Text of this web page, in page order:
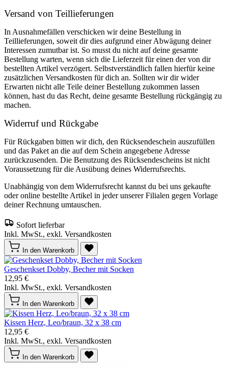
Versand von Teillieferungen
In Ausnahmefällen verschicken wir deine Bestellung in
Teillieferungen, soweit dir dies aufgrund einer Abwägung deiner
Interessen zumutbar ist. So musst du nicht auf deine gesamte
Bestellung warten, wenn sich die Lieferzeit für einen der von dir
bestellten Artikel verzögert. Selbstverständlich fallen hierfür keine
zusätzlichen Versandkosten für dich an. Sollten wir dir wider
Erwarten nicht alle Teile deiner Bestellung zukommen lassen
können, hast du das Recht, deine gesamte Bestellung rückgängig zu
machen.
Widerruf und Rückgabe
Für Rückgaben bitten wir dich, den Rücksendeschein auszufüllen
und das Paket an die auf dem Schein angegebene Adresse
zurückzusenden. Die Benutzung des Rücksendescheins ist nicht
Voraussetzung für die Ausübung deines Widerrufsrechts.
Unabhängig von dem Widerrufsrecht kannst du bei uns gekaufte
oder online bestellte Artikel in jeder unserer Filialen gegen Vorlage
deiner Rechnung umtauschen.
Sofort lieferbar
Inkl. MwSt., exkl. Versandkosten
In den Warenkorb
Geschenkset Dobby, Becher mit Socken
12,95 €
Inkl. MwSt., exkl. Versandkosten
In den Warenkorb
Kissen Herz, Leo/braun, 32 x 38 cm
12,95 €
Inkl. MwSt., exkl. Versandkosten
In den Warenkorb